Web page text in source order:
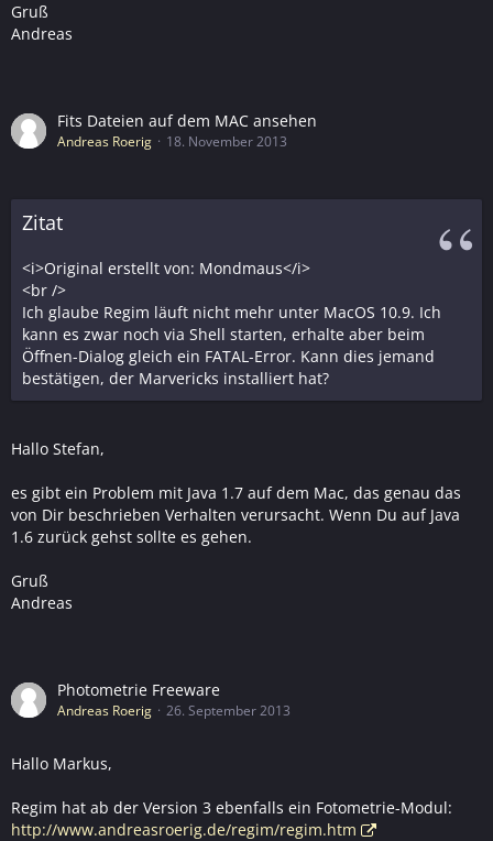
Gruß
Andreas
Fits Dateien auf dem MAC ansehen
Andreas Roerig 18. November 2013
Zitat
<i>Original erstellt von: Mondmaus</i>
<br />
Ich glaube Regim läuft nicht mehr unter MacOS 10.9. Ich
kann es zwar noch via Shell starten, erhalte aber beim
Öffnen-Dialog gleich ein FATAL-Error. Kann dies jemand
bestätigen, der Marvericks installiert hat?
Hallo Stefan,
es gibt ein Problem mit Java 1.7 auf dem Mac, das genau das
von Dir beschrieben Verhalten verursacht. Wenn Du auf Java
1.6 zurück gehst sollte es gehen.
Gruß
Andreas
Photometrie Freeware
Andreas Roerig 26. September 2013
Hallo Markus,
Regim hat ab der Version 3 ebenfalls ein Fotometrie-Modul:
http://www.andreasroerig.de/regim/regim.htm